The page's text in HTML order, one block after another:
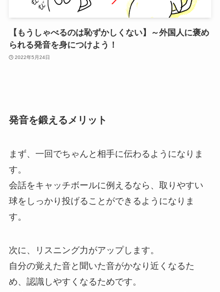
【もうしゃべるのは恥ずかしくない】～外国人に褒め
られる発音を身につけよう！
2022年5月24日
発音を鍛えるメリット
まず、一回でちゃんと相手に伝わるようになりま
す。
会話をキャッチボールに例えるなら、取りやすい
球をしっかり投げることができるようになりま
す。
次に、リスニング力がアップします。
自分の覚えた音と聞いた音がかなり近くなるた
め、認識しやすくなるためです。